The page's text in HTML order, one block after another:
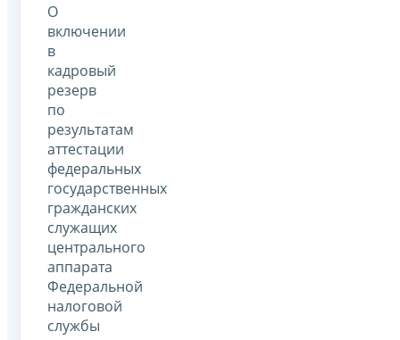
О
включении
в
кадровый
резерв
по
результатам
аттестации
федеральных
государственных
гражданских
служащих
центрального
аппарата
Федеральной
налоговой
службы